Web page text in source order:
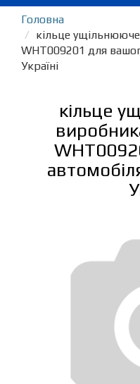
Головна
кільце
WHT009201 для
Україні
кільце